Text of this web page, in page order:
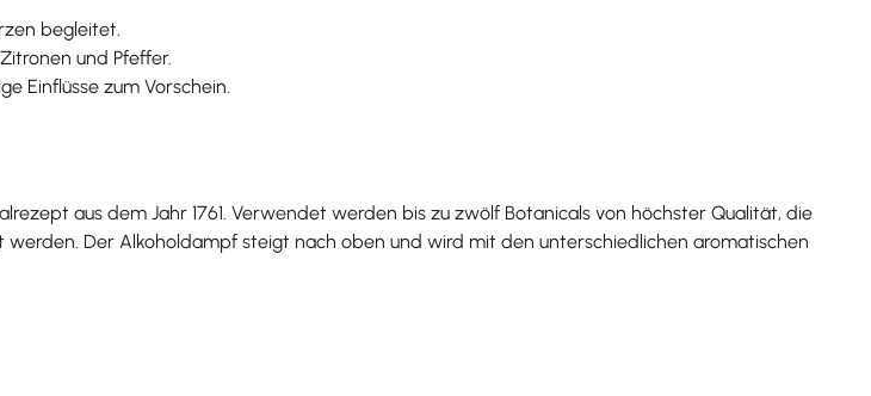
begleitet.
und Pfeffer.
Einflüsse zum Vorschein.
aus dem Jahr 1761. Verwendet werden bis zu zwölf Botanicals von höchster Qualität, die
Der Alkoholdampf steigt nach oben und wird mit den unterschiedlichen aromatischen